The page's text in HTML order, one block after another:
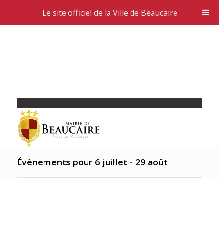
Évènements pour 6 juillet - 29 août
Le site officiel de la Ville de Beaucaire